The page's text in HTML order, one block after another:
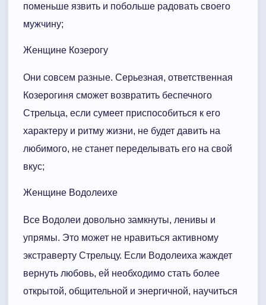
поменьше язвить и побольше радовать своего
мужчину;
Женщине Козерогу
Они совсем разные. Серьезная, ответственная
Козерогиня сможет возвратить беспечного
Стрельца, если сумеет приспособиться к его
характеру и ритму жизни, не будет давить на
любимого, не станет переделывать его на свой
вкус;
Женщине Водолеихе
Все Водолеи довольно замкнуты, ленивы и
упрямы. Это может не нравиться активному
экстраверту Стрельцу. Если Водолеиха жаждет
вернуть любовь, ей необходимо стать более
открытой, общительной и энергичной, научиться